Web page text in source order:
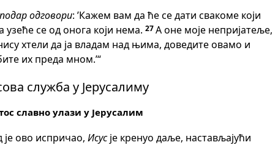
одговори: ’Кажем вам да ће се дати свакоме који
узеће се од онога који нема. 27А оне моје непријатеље,
хтели да ја владам над њима, доведите овамо и
их преда мном.’“
служба у Јерусалиму
славно улази у Јерусалим
је ово испричао, Исусје кренуо даље, настављајући